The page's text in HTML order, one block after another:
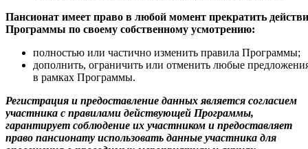
Пансионат имеет право в любой момент прекратить
Программы по своему собственному усмотрению:
полностью или частично изменить правила Программы;
дополнить, ограничить или отменить любые
в рамках Программы.
Регистрация и предоставление данных является согласием
участника с правилами действующей Программы,
гарантирует соблюдение их участником и предоставляет
право пансионату использовать данные участника для